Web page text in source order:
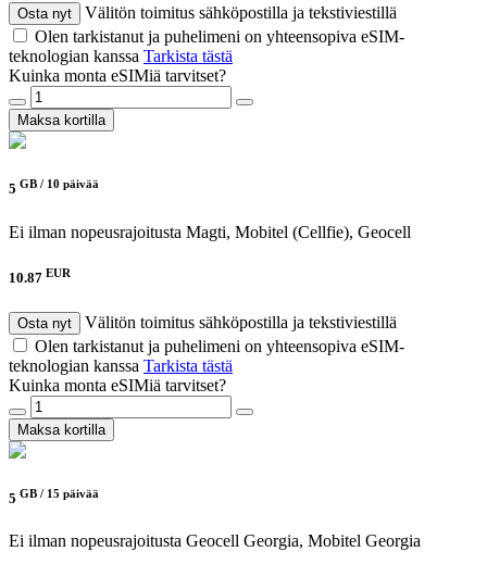
Osta nyt
Välitön toimitus sähköpostilla ja tekstiviestillä
Olen tarkistanut ja puhelimeni on yhteensopiva eSIM-
teknologian kanssa Tarkista tästä
Kuinka monta eSIMiä tarvitset?
Maksa kortilla
5 GB / 10 päivää
Ei ilman nopeusrajoitusta Magti, Mobitel (Cellfie), Geocell
10.87 EUR
Osta nyt
Välitön toimitus sähköpostilla ja tekstiviestillä
Olen tarkistanut ja puhelimeni on yhteensopiva eSIM-
teknologian kanssa Tarkista tästä
Kuinka monta eSIMiä tarvitset?
Maksa kortilla
5 GB / 15 päivää
Ei ilman nopeusrajoitusta Geocell Georgia, Mobitel Georgia